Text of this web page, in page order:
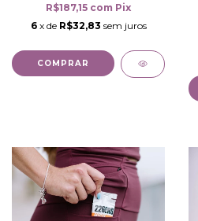
R$187,15 com Pix
6 x de R$32,83 sem juros
COMPRAR